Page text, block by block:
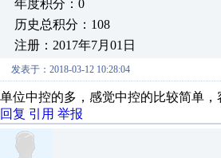
年度积分：0
历史总积分：108
注册：2017年7月01日
发表于：2018-03-12 10:28:04
单位中控的多，感觉中控的比较简单，
回复 引用 举报